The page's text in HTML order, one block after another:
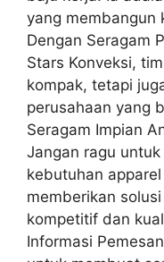
yang membangun
Dengan Seragam
Stars Konveksi,
kompak, tetapi
perusahaan yang
Seragam Impian
Jangan ragu
kebutuhan
memberikan
kompetitif dan
Informasi